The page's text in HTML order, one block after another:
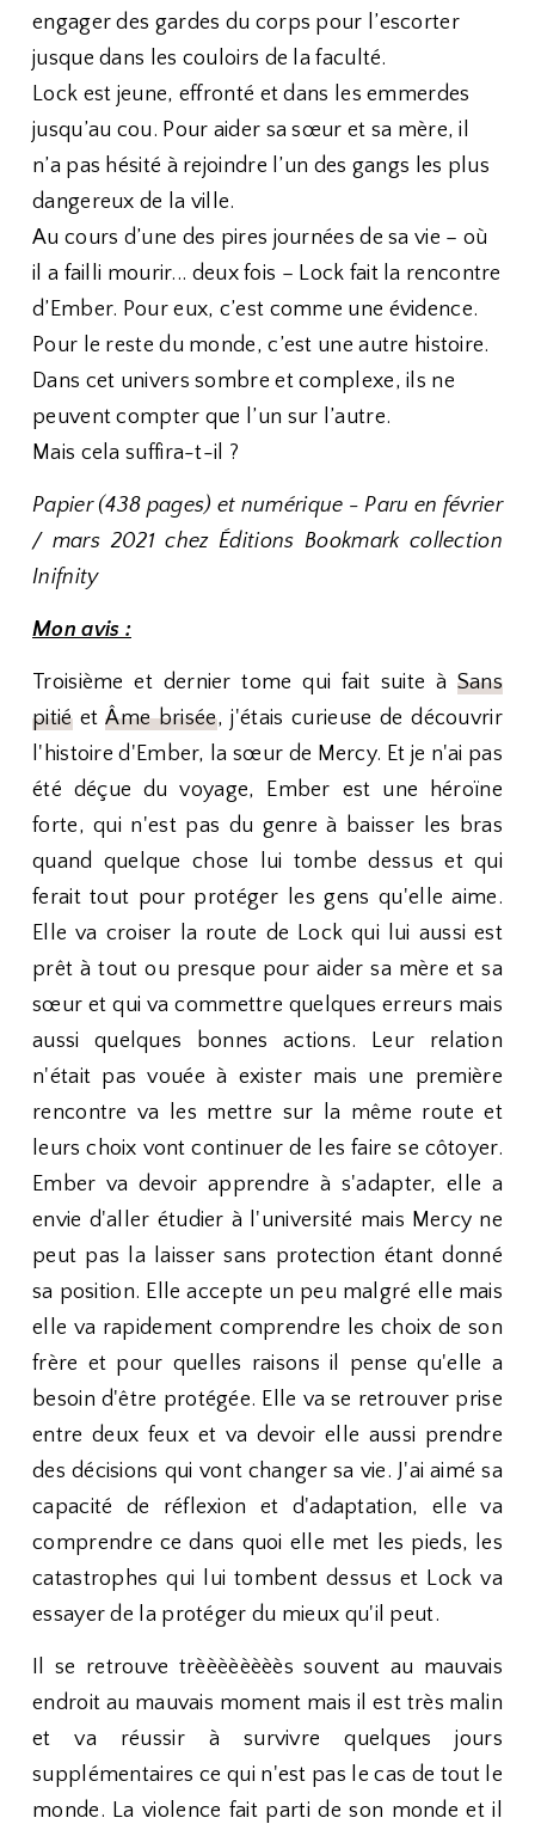
engager des gardes du corps pour l’escorter
jusque dans les couloirs de la faculté.
Lock est jeune, effronté et dans les emmerdes
jusqu’au cou. Pour aider sa sœur et sa mère, il
n’a pas hésité à rejoindre l’un des gangs les plus
dangereux de la ville.
Au cours d’une des pires journées de sa vie – où
il a failli mourir... deux fois – Lock fait la rencontre
d’Ember. Pour eux, c’est comme une évidence.
Pour le reste du monde, c’est une autre histoire.
Dans cet univers sombre et complexe, ils ne
peuvent compter que l’un sur l’autre.
Mais cela suffira-t-il ?
Papier (438 pages) et numérique - Paru en février
/ mars 2021 chez Éditions Bookmark collection
Inifnity
Mon avis :
Troisième et dernier tome qui fait suite à Sans
pitiéetÂme brisée, j'étais curieuse de découvrir
l'histoire d'Ember, la sœur de Mercy. Et je n'ai pas
été déçue du voyage, Ember est une héroïne
forte, qui n'est pas du genre à baisser les bras
quand quelque chose lui tombe dessus et qui
ferait tout pour protéger les gens qu'elle aime.
Elle va croiser la route de Lock qui lui aussi est
prêt à tout ou presque pour aider sa mère et sa
sœur et qui va commettre quelques erreurs mais
aussi quelques bonnes actions. Leur relation
n'était pas vouée à exister mais une première
rencontre va les mettre sur la même route et
leurs choix vont continuer de les faire se côtoyer.
Ember va devoir apprendre à s'adapter, elle a
envie d'aller étudier à l'université mais Mercy ne
peut pas la laisser sans protection étant donné
sa position. Elle accepte un peu malgré elle mais
elle va rapidement comprendre les choix de son
frère et pour quelles raisons il pense qu'elle a
besoin d'être protégée. Elle va se retrouver prise
entre deux feux et va devoir elle aussi prendre
des décisions qui vont changer sa vie. J'ai aimé sa
capacité de réflexion et d'adaptation, elle va
comprendre ce dans quoi elle met les pieds, les
catastrophes qui lui tombent dessus et Lock va
essayer de la protéger du mieux qu'il peut.
Il se retrouve trèèèèèèèès souvent au mauvais
endroit au mauvais moment mais il est très malin
et va réussir à survivre quelques jours
supplémentaires ce qui n'est pas le cas de tout le
monde. La violence fait parti de son monde et il